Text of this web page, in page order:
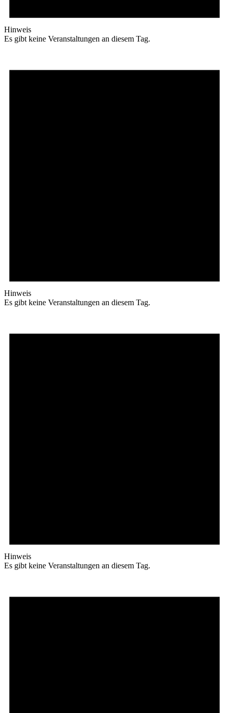
Hinweis
Es gibt keine Veranstaltungen an diesem Tag.
Hinweis
Es gibt keine Veranstaltungen an diesem Tag.
Hinweis
Es gibt keine Veranstaltungen an diesem Tag.